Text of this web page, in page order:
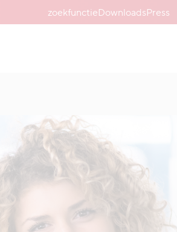
zoekfunctieDownloadsPress